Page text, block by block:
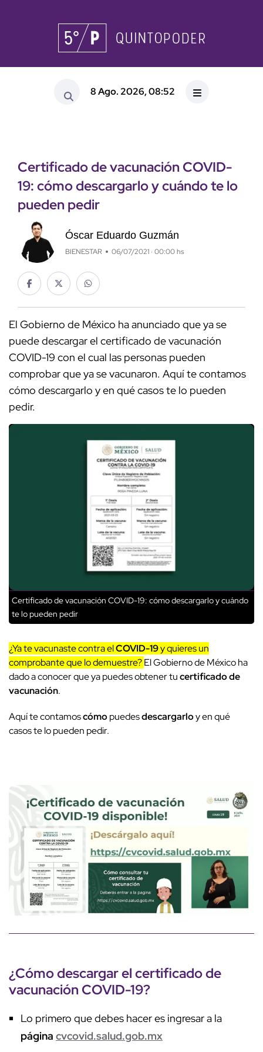
8 Ago. 2026, 08:52
Certificado de vacunación COVID-
19: cómo descargarlo y cuándo te lo
pueden pedir
Óscar Eduardo Guzmán
BIENESTAR 06/07/2021 · 00:00 hs
El Gobierno de México ha anunciado que ya se
puede descargar el certificado de vacunación
COVID-19 con el cual las personas pueden
comprobar que ya se vacunaron. Aquí te contamos
cómo descargarlo y en qué casos te lo pueden
pedir.
Certificado de vacunación COVID-19: cómo descargarlo y cuándo
te lo pueden pedir
¿Ya te vacunaste contra elCOVID-19y quieres un
comprobante que lo demuestre?El Gobierno de México ha
dado a conocer que ya puedes obtener tucertificado de
vacunación.
Aquí te contamoscómopuedesdescargarloy en qué
casos te lo pueden pedir.
¿Cómo descargar el certificado de
vacunación COVID-19?
Lo primero que debes hacer es ingresar a la
página cvcovid.salud.gob.mx